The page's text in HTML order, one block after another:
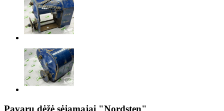
Pavarų dėžė sėjamajai "Nordsten"